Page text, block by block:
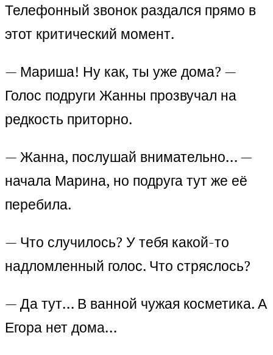
Телефонный звонок раздался прямо в
этот критический момент.
— Мариша! Ну как, ты уже дома? —
Голос подруги Жанны прозвучал на
редкость приторно.
— Жанна, послушай внимательно… —
начала Марина, но подруга тут же её
перебила.
— Что случилось? У тебя какой-то
надломленный голос. Что стряслось?
— Да тут… В ванной чужая косметика. А
Егора нет дома…